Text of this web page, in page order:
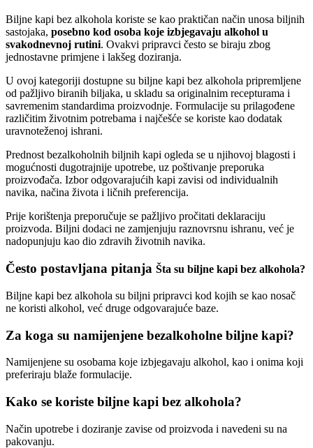
Biljne kapi bez alkohola koriste se kao praktičan način unosa biljnih
sastojaka, posebno kod osoba koje izbjegavaju alkohol u
svakodnevnoj rutini. Ovakvi pripravci često se biraju zbog
jednostavne primjene i lakšeg doziranja.
U ovoj kategoriji dostupne su biljne kapi bez alkohola pripremljene
od pažljivo biranih biljaka, u skladu sa originalnim recepturama i
savremenim standardima proizvodnje. Formulacije su prilagođene
različitim životnim potrebama i najčešće se koriste kao dodatak
uravnoteženoj ishrani.
Prednost bezalkoholnih biljnih kapi ogleda se u njihovoj blagosti i
mogućnosti dugotrajnije upotrebe, uz poštivanje preporuka
proizvođača. Izbor odgovarajućih kapi zavisi od individualnih
navika, načina života i ličnih preferencija.
Prije korištenja preporučuje se pažljivo pročitati deklaraciju
proizvoda. Biljni dodaci ne zamjenjuju raznovrsnu ishranu, već je
nadopunjuju kao dio zdravih životnih navika.
Često postavljana pitanja Šta su biljne kapi bez alkohola?
Biljne kapi bez alkohola su biljni pripravci kod kojih se kao nosač
ne koristi alkohol, već druge odgovarajuće baze.
Za koga su namijenjene bezalkoholne biljne kapi?
Namijenjene su osobama koje izbjegavaju alkohol, kao i onima koji
preferiraju blaže formulacije.
Kako se koriste biljne kapi bez alkohola?
Način upotrebe i doziranje zavise od proizvoda i navedeni su na
pakovanju.